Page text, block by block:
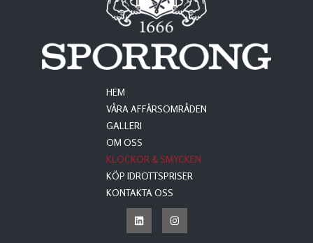
HEM
VÅRA AFFÄRSOMRÅDEN
GALLERI
OM OSS
KLOCKOR & SMYCKEN
KÖP IDROTTSPRISER
KONTAKTA OSS